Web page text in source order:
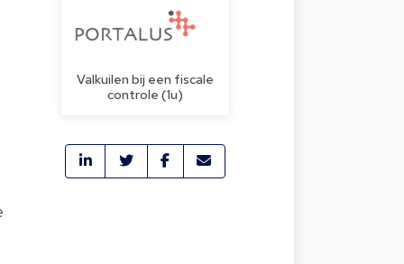
Valkuilen bij een fiscale
controle (1u)